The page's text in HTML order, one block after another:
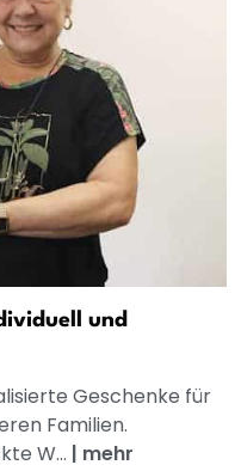
und
Geschenke für
Familien.
W... | mehr